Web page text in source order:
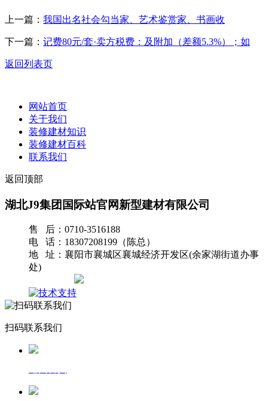
上一篇： 我国出名社会勾当家、艺术鉴赏家、书画收
下一篇： 记费80元/套·卖方税费：及附加（差额5.3%）；如
返回列表页
网站首页
关于我们
装修建材知识
装修建材百科
联系我们
返回顶部
湖北J9集团国际站官网新型建材有限公司
售 后：0710-3516188
电 话：18307208199（陈总）
地 址：襄阳市襄城区襄城经济开发区(余家湖街道办事
处)
扫码联系我们